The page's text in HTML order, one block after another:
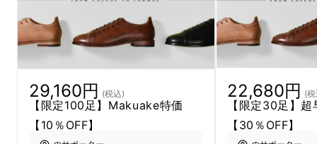
29,160円 (税込)
【限定100足】Makuake特価
【10％OFF】
22,680円 (
【限定30足】
【30％OFF】